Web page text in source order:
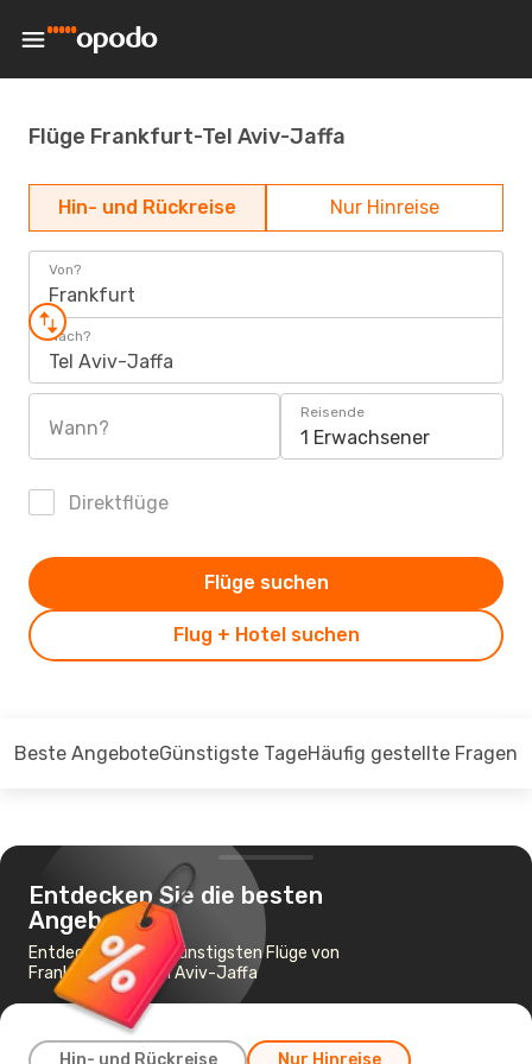
Flüge Frankfurt-Tel Aviv-Jaffa
Hin- und Rückreise Nur Hinreise
Von?
Frankfurt
Nach?
Tel Aviv-Jaffa
Wann?
Reisende
1 Erwachsener
Direktflüge
Flug + Hotel suchen
Flüge suchen
Beste AngeboteGünstigste TageHäufig gestellte Fragen
Entdecken Sie die besten
Angebote
Entdecken Sie die günstigsten Flüge von
Frankfurt nach Tel Aviv-Jaffa
Hin- und Rückreise Nur Hinreise